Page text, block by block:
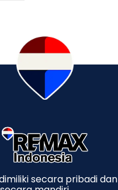
secara pribadi dan